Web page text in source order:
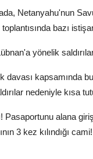
Netanyahu'nun
bazı
yönelik
kapsamında
nedeniyle kısa
Pasaportunu alana
3 kez kılındığı